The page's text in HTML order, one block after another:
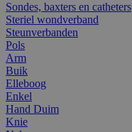
Sondes, baxters en catheters
Steriel wondverband
Steunverbanden
Pols
Arm
Buik
Elleboog
Enkel
Hand Duim
Knie